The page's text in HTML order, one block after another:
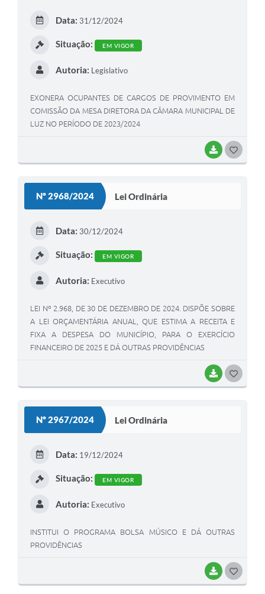
BAIXAR
Data: 31/12/2024
Situação: EM VIGOR
Autoria: Legislativo
EXONERA OCUPANTES DE CARGOS DE PROVIMENTO EM
COMISSÃO DA MESA DIRETORA DA CÂMARA MUNICIPAL DE
LUZ NO PERÍODO DE 2023/2024
Nº 2968/2024 Lei Ordinária
BAIXAR
Data: 30/12/2024
Situação: EM VIGOR
Autoria: Executivo
LEI Nº 2.968, DE 30 DE DEZEMBRO DE 2024. DISPÕE SOBRE
A LEI ORÇAMENTÁRIA ANUAL, QUE ESTIMA A RECEITA E
FIXA A DESPESA DO MUNICÍPIO, PARA O EXERCÍCIO
FINANCEIRO DE 2025 E DÁ OUTRAS PROVIDÊNCIAS
Nº 2967/2024 Lei Ordinária
BAIXAR
Data: 19/12/2024
Situação: EM VIGOR
Autoria: Executivo
INSTITUI O PROGRAMA BOLSA MÚSICO E DÁ OUTRAS
PROVIDÊNCIAS